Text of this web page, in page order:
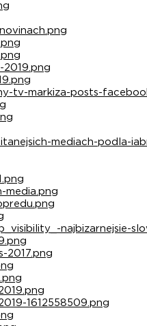
2019.png
tv-markiza-posts-
mediach-podla-
media.png
najbizarnejsie-
2017.png
1612558509.png